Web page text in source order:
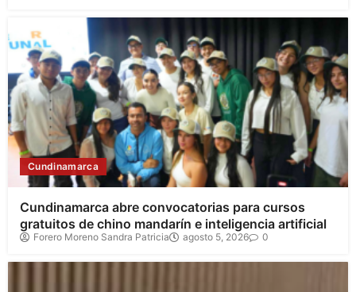
Cundinamarca
Cundinamarca abre convocatorias para cursos
gratuitos de chino mandarín e inteligencia artificial
Forero Moreno Sandra Patricia agosto 5, 2026 0